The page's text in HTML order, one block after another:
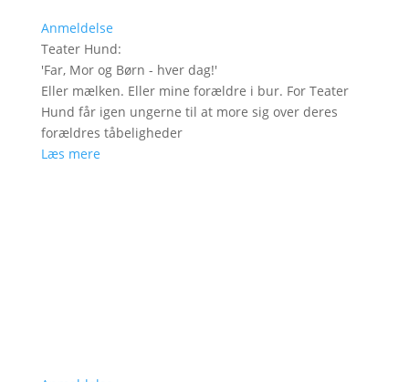
Anmeldelse
Teater Hund:
'Far, Mor og Børn - hver dag!'
Eller mælken. Eller mine forældre i bur. For Teater
Hund får igen ungerne til at more sig over deres
forældres tåbeligheder
Læs mere